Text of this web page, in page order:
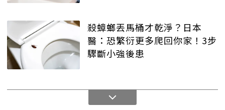
殺蟑螂丟馬桶才乾淨？日本
醫：恐繁衍更多爬回你家！3步
驟斷小強後患